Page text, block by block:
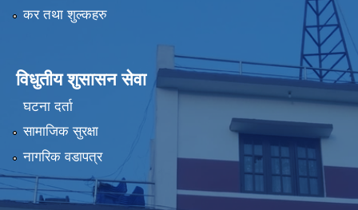
कर तथा शुल्कहरु
विधुतीय शुसासन सेवा
घटना दर्ता
सामाजिक सुरक्षा
नागरिक वडापत्र